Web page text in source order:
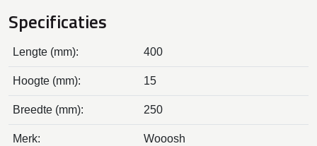
Specificaties
Lengte (mm): 400
Hoogte (mm): 15
Breedte (mm): 250
Merk: Wooosh